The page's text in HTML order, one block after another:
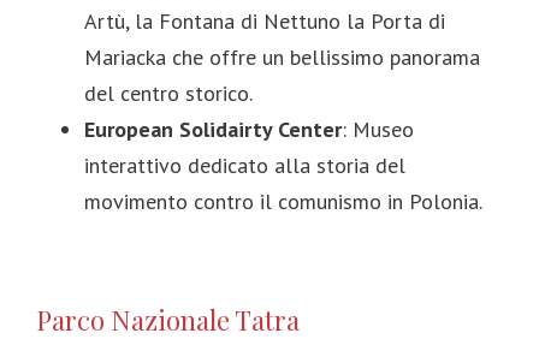
Artù, la Fontana di Nettuno la Porta di
Mariacka che offre un bellissimo panorama
del centro storico.
European Solidairty Center: Museo
interattivo dedicato alla storia del
movimento contro il comunismo in Polonia.
Parco Nazionale Tatra